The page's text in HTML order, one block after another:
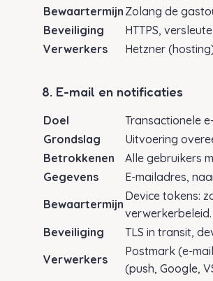
BewaartermijnZolang de
Beveiliging
HTTPS,
Verwerkers
Hetzner
8. E-mail en notificaties
Doel
Transactionele
Grondslag
Uitvoering
Betrokkenen
Alle gebruikers
Gegevens
E-mailadres,
Bewaartermijn
Device tokens:
verwerkerbeleid.
Beveiliging
TLS in transit,
Verwerkers
Postmark (e-
(push, Google,